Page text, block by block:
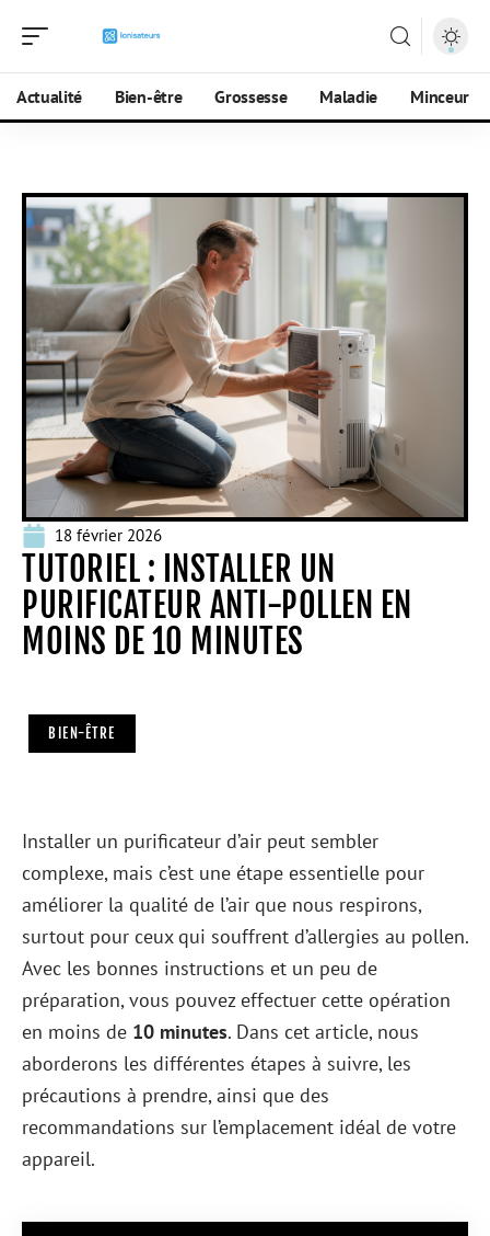
Actualité Bien-être Grossesse Maladie Minceur
18 février 2026
TUTORIEL : INSTALLER UN
PURIFICATEUR ANTI-POLLEN EN
MOINS DE 10 MINUTES
BIEN-ÊTRE
Installer un purificateur d’air peut sembler
complexe, mais c’est une étape essentielle pour
améliorer la qualité de l’air que nous respirons,
surtout pour ceux qui souffrent d’allergies au pollen.
Avec les bonnes instructions et un peu de
préparation, vous pouvez effectuer cette opération
en moins de 10 minutes. Dans cet article, nous
aborderons les différentes étapes à suivre, les
précautions à prendre, ainsi que des
recommandations sur l’emplacement idéal de votre
appareil.